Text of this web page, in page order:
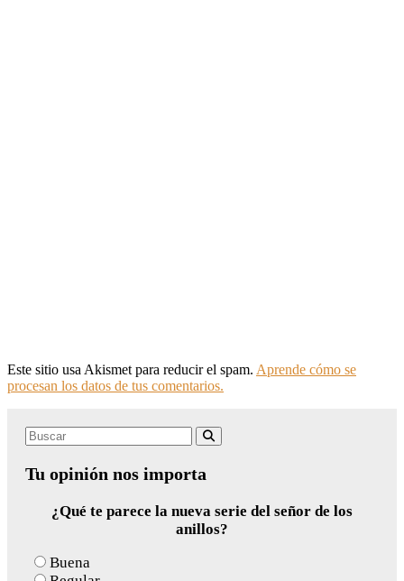
Este sitio usa Akismet para reducir el spam. Aprende cómo se
procesan los datos de tus comentarios.
Search
Tu opinión nos importa
¿Qué te parece la nueva serie del señor de los
anillos?
Buena